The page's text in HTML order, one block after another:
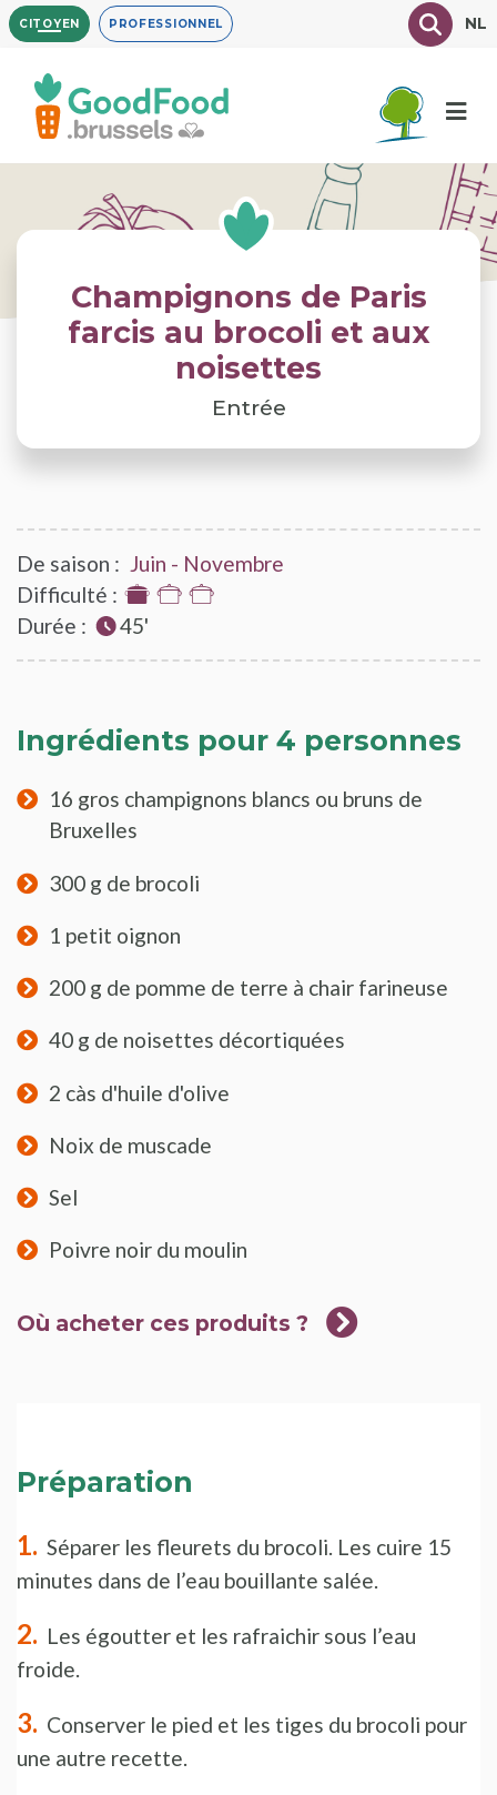
Aller
au
contenu
principal
CITOYEN PROFESSIONNEL TexteNL
Champignons de Paris
farcis au brocoli et aux
noisettes
Entrée
De saison : Juin - Novembre
Difficulté : 1
sur
3
Durée : 45'
Ingrédients pour 4 personnes
16 gros champignons blancs ou bruns de
Bruxelles
300 g de brocoli
1 petit oignon
200 g de pomme de terre à chair farineuse
40 g de noisettes décortiquées
2 càs d'huile d'olive
Noix de muscade
Sel
Poivre noir du moulin
Où acheter ces produits ?
Préparation
Séparer les fleurets du brocoli. Les cuire 15
minutes dans de l’eau bouillante salée.
Les égoutter et les rafraichir sous l’eau
froide.
Conserver le pied et les tiges du brocoli pour
une autre recette.